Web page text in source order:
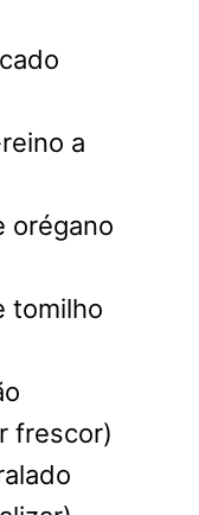
a
orégano
tomilho
frescor)